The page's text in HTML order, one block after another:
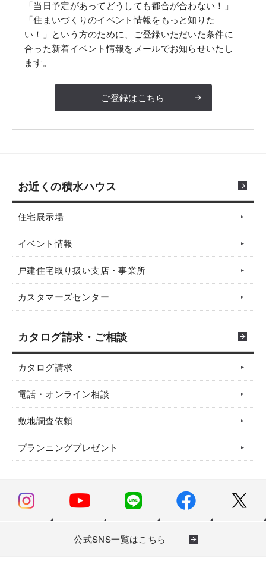
「当日予定があってどうしても都合が合わない！」
「住まいづくりのイベント情報をもっと知りた
い！」という方のために、ご登録いただいた条件に
合った新着イベント情報をメールでお知らせいたし
ます。
ご登録はこちら
お近くの積水ハウス
住宅展示場
イベント情報
戸建住宅取り扱い支店・事業所
カスタマーズセンター
カタログ請求・ご相談
カタログ請求
電話・オンライン相談
敷地調査依頼
プランニングプレゼント
公式SNS一覧はこちら